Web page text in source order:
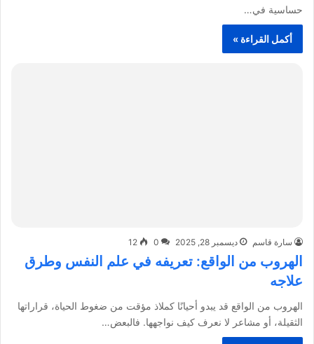
حساسية في…
أكمل القراءة »
سارة قاسم ديسمبر 28, 2025 0
12
الهروب من الواقع: تعريفه في علم النفس وطرق
علاجه
الهروب من الواقع قد يبدو أحيانًا كملاذ مؤقت من ضغوط الحياة، قراراتها
الثقيلة، أو مشاعر لا نعرف كيف نواجهها. فالبعض…